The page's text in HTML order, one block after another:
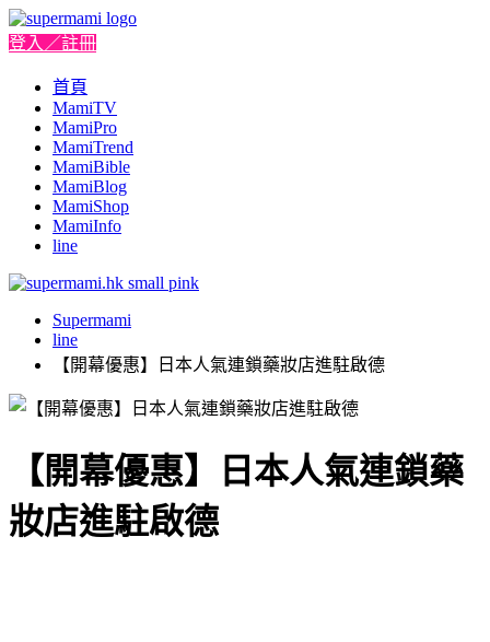
登入／註冊
首頁
MamiTV
MamiPro
MamiTrend
MamiBible
MamiBlog
MamiShop
MamiInfo
line
Supermami
line
【開幕優惠】日本人氣連鎖藥妝店進駐啟德
【開幕優惠】日本人氣連鎖藥
妝店進駐啟德